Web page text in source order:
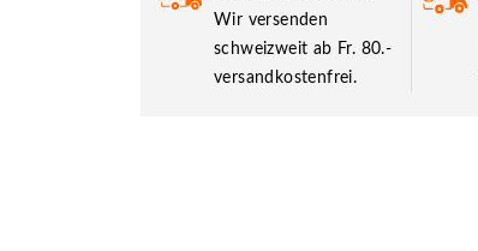
Wir versenden
schweizweit ab Fr. 80.-
versandkostenfrei.